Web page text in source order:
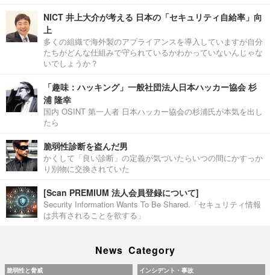
NICT 井上大介が考える 日本の「セキュリティ自給率」向
上
多くの組織で海外製のアプライアンスを導入していますが自分
たちがどんな仕組みで守られているかわかっていないんじゃな
いでしょうか？
「趣味：ハッキング」一般社団法人日本ハッカー協会 杉
浦 隆幸
国内 OSINT 第一人者 日本ハッカー協会の杉浦氏が本気を出し
たら
脆弱性診断を盗んだ男
かくして「良い診断」の定義が気づいたらいつの間にかすっか
り別物に交換されていた
[Scan PREMIUM 法人会員登録について]
Security Information Wants To Be Shared.「セキュリティ情報
は共有されることを欲する」
News Category
脆弱性と脅威 インシデント・事故